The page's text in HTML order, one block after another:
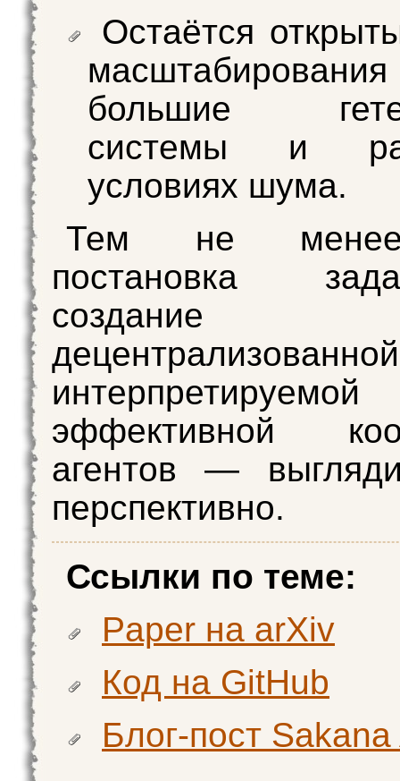
Остаётся
большие
системы и
условиях шума.
Тем не
постановка
создание
эффективной
агентов —
перспективно.
Ссылки по теме:
Paper на arXiv
Код на GitHub
Блог-пост Sakana